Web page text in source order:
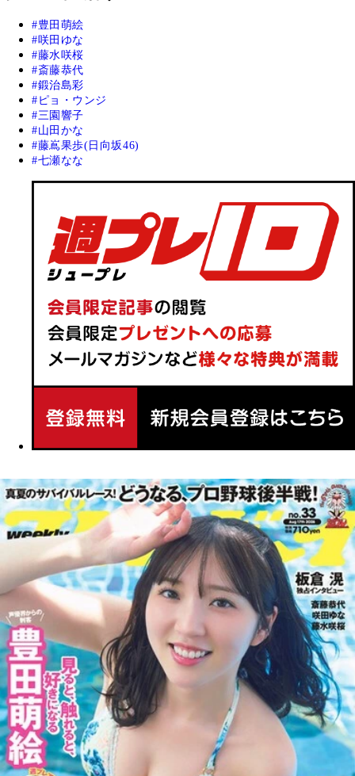
豊田萌絵
咲田ゆな
藤水咲桜
斎藤恭代
鍛治島彩
ピョ・ウンジ
三園響子
山田かな
藤嶌果歩(日向坂46)
七瀬なな